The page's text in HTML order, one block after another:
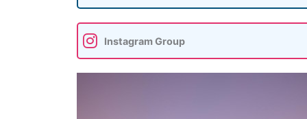
Instagram Group